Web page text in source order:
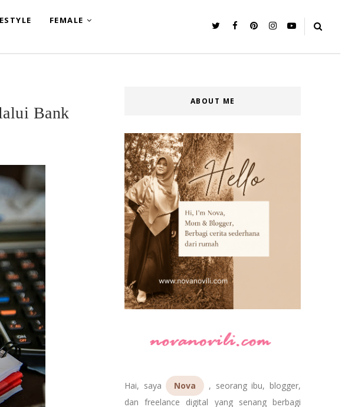
FEMALE
Bank
ABOUT ME
Hai, saya Nova
, seorang ibu, blogger,
dan freelance digital yang senang berbagi